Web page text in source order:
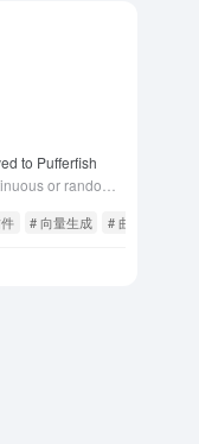
to Pufferfish
# 向量生成 # 曲线生成